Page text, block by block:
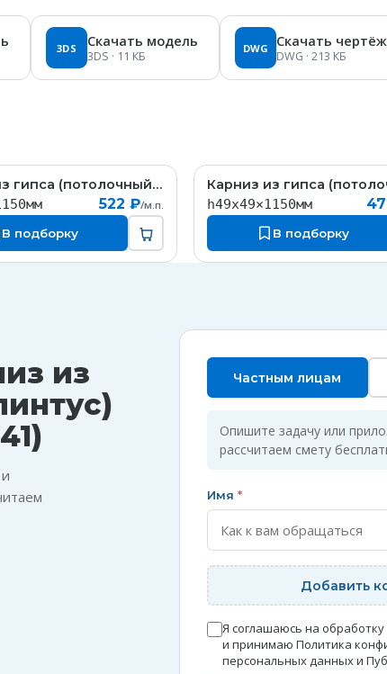
3DS Скачать модель
3DS · 11 КБ
DWG Скачать чертёж
DWG · 213 КБ
КT147Карниз из гипса (потолочный плинтус) (h45x45мм)
522 ₽/м.п.
В подборку
h49x49×1150мм
В подборку
из
Частным лицам
Опишите задачу или
рассчитаем смету
Имя *
Добавить
Я соглашаюсь на
и принимаю Политика
персональных данныхи